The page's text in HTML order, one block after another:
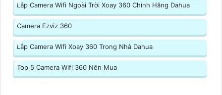
Lắp Camera Wifi Ngoài Trời Xoay 360 Chính Hãng Dahua
Camera Ezviz 360
Lắp Camera Wifi Xoay 360 Trong Nhà Dahua
Top 5 Camera Wifi 360 Nên Mua